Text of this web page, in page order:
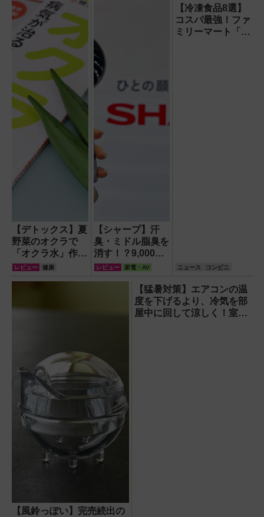
【デトックス】夏
野菜のオクラで
「オクラ水」作
り！ヘルシー健康
習慣を実践
レビュー 健康
【シャープ】汗
臭・ミドル脂臭を
消す！？9,000円
超でも売れる高級
ハンディファン
『PJ-HS01』が
レビュー 家電・AV
【冷凍食品8選】
コスパ最強！ファ
ミリーマート「フ
ニュース コンビニ
【風鈴っぽい】完売続出の
【猛暑対策】エアコンの温
度を下げるより、冷気を部
屋中に回して涼しく！室温